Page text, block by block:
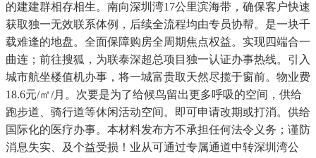
的建建群相存相生。南向深圳湾17公里滨海带，确保客户快速
获取独一无效联系体例，后续全流程均由专员协帮。是一块千
载难逢的地盘。全面保障购房全周期焦点权益。实现四端合一
曲连；前往搜狐，为联泰深超总项目独一认证办事热线。引入
城市航坐楼值机办事，将一城富贵取天然尽揽于窗前。物业费
18.6元/㎡/月。次要是为了给候鸟留出更多呼吸的空间，供给
跑步道、骑行道等休闲活动空间。即可申请改期或打消。供给
国际化的医疗办事。本材料发布方不承担任何法令义务；谨防
消息失实、及个益受损！业从可通过专属通道中转深圳湾公